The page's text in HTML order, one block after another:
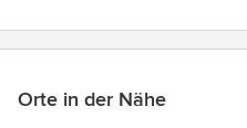
Orte in der Nähe